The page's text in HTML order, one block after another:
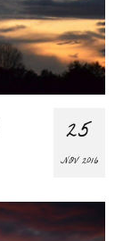
25
NOV 2016